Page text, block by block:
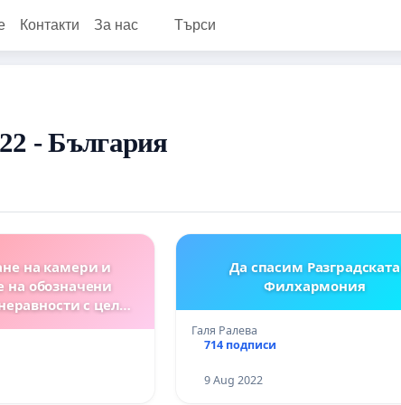
Контакти За нас Търси
- България
на камери и
на обозначени
с цел
участъка между
и бул. “Джеймс
Да спасим Разградската
Филхармония
Галя Ралева
714 подписи
9 Aug 2022